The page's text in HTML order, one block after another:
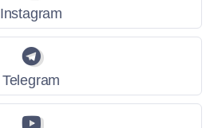
Instagram
Telegram